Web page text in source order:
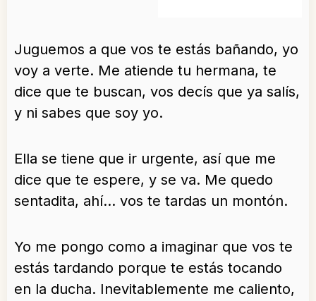
Juguemos a que vos te estás bañando, yo
voy a verte. Me atiende tu hermana, te
dice que te buscan, vos decís que ya salís,
y ni sabes que soy yo.
Ella se tiene que ir urgente, así que me
dice que te espere, y se va. Me quedo
sentadita, ahí… vos te tardas un montón.
Yo me pongo como a imaginar que vos te
estás tardando porque te estás tocando
en la ducha. Inevitablemente me caliento,